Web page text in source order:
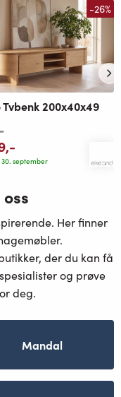
-26%
200x40x49
,-
september
Her finner
der du kan få
og prøve
deg.
Mandal